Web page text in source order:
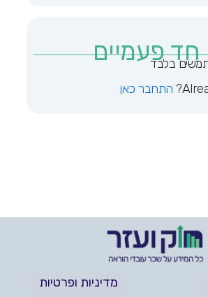
חד פעמיים
התחבר כאן
מדיניות ופרטיות